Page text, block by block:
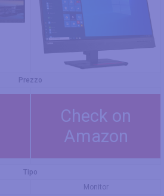
Prezzo
Check on
Amazon
Tipo
Monitor